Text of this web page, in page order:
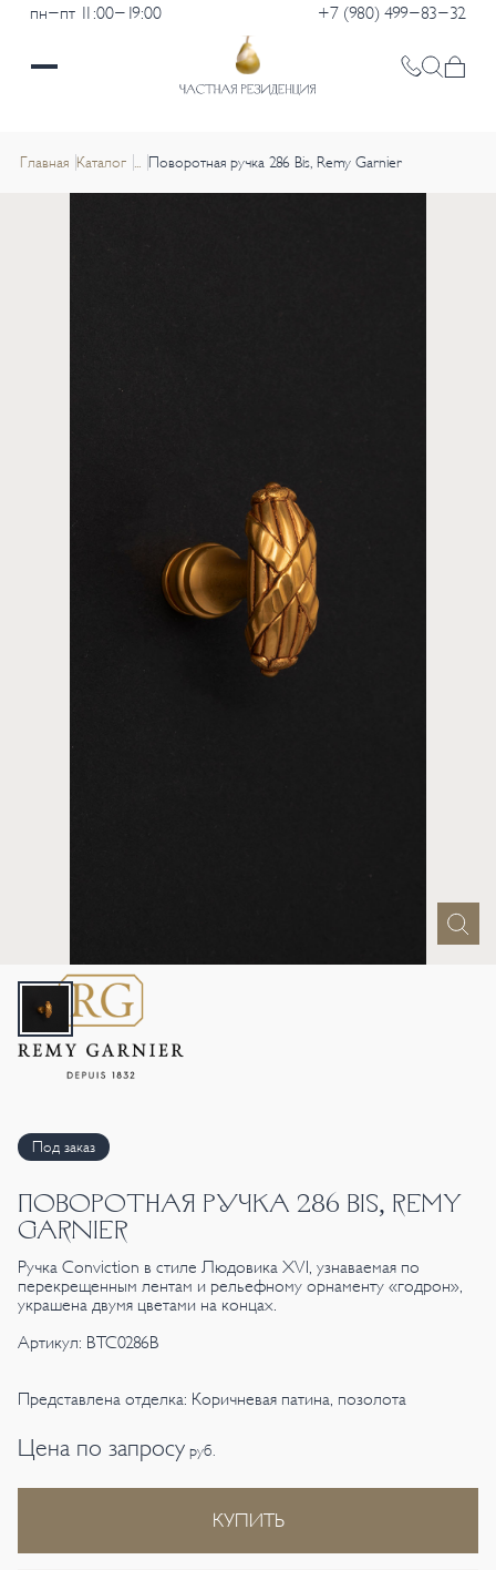
пн-пт 11:00-19:00 +7 (980) 499-83-32
Главная Каталог ... Поворотная ручка 286 Bis, Remy Garnier
Под заказ
ПОВОРОТНАЯ РУЧКА 286 BIS, REMY
GARNIER
Ручка Conviction в стиле Людовика XVI, узнаваемая по
перекрещенным лентам и рельефному орнаменту «годрон»,
украшена двумя цветами на концах.
Артикул: BTC0286B
Представлена отделка: Коричневая патина, позолота
Цена по запросу руб.
КУПИТЬ